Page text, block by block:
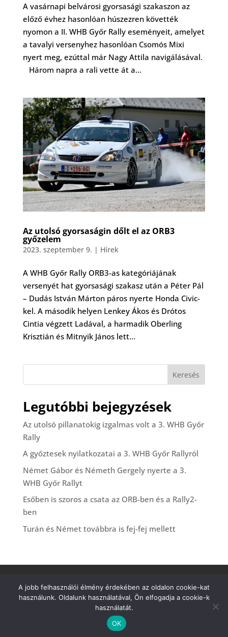
A vasárnapi belvárosi gyorsasági szakaszon az
előző évhez hasonlóan húszezren követték
nyomon a II. WHB Győr Rally eseményeit, amelyet
a tavalyi versenyhez hasonlóan Csomós Mixi
nyert meg, ezúttal már Nagy Attila navigálásával.
Három napra a rali vette át a...
Az utolsó gyorsaságin dőlt el az ORB3
győzelem
2023. szeptember 9. | Hírek
A WHB Győr Rally ORB3-as kategóriájának
versenyét hat gyorsasági szakasz után a Péter Pál
– Dudás István Márton páros nyerte Honda Civic-
kel. A második helyen Lenkey Ákos és Drótos
Cintia végzett Ladával, a harmadik Oberling
Krisztián és Mitnyik János lett...
Keresés
Legutóbbi bejegyzések
Az utolsó pillanatokig izgalmas volt a 3. WHB Győr
Rally
A győztesek nyilatkozatai a 3. WHB Győr Rallyról
Német Gábor és Németh Gergely nyerte a 3.
WHB Győr Rallyt
Esőben is szoros a csata az ORB-ben és a Rally2-
ben
Turán és Német továbbra is fej-fej mellett
Copyright 2023 TRP Hungary Kft.
A jobb felhasználói élmény érdekében az oldalon cookie-kat
használunk. Oldalunk használatával, Ön elfogadja a cookie-k
használatát.
OK